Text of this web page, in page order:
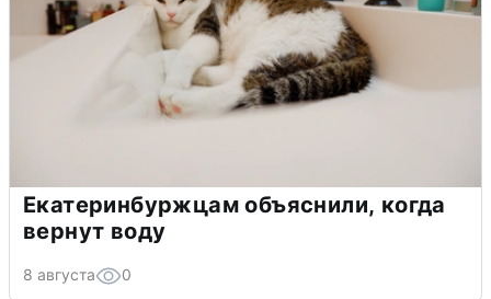
Екатеринбуржцам объяснили, когда
вернут воду
8 августа 0